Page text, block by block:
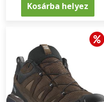
Kosárba helyez